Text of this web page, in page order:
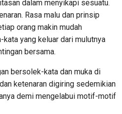
dalam menyikapi sesuatu.
Rasa malu dan prinsip
orang makin mudah
yang keluar dari mulutnya
bersama.
bersolek-kata dan muka di
ketenaran digiring sedemikian
demi mengelabui motif-motif